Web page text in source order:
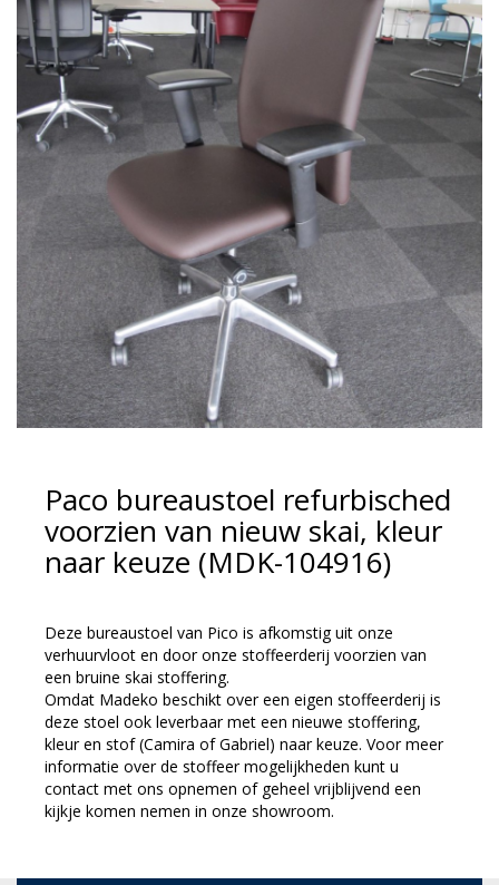
Paco bureaustoel refurbisched
voorzien van nieuw skai, kleur
naar keuze (MDK-104916)
Deze bureaustoel van Pico is afkomstig uit onze
verhuurvloot en door onze stoffeerderij voorzien van
een bruine skai stoffering.
Omdat Madeko beschikt over een eigen stoffeerderij is
deze stoel ook leverbaar met een nieuwe stoffering,
kleur en stof (Camira of Gabriel) naar keuze. Voor meer
informatie over de stoffeer mogelijkheden kunt u
contact met ons opnemen of geheel vrijblijvend een
kijkje komen nemen in onze showroom.